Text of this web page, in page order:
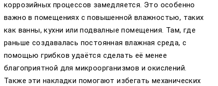
коррозийных процессов замедляется. Это особенно
важно в помещениях с повышенной влажностью, таких
как ванны, кухни или подвалные помещения. Там, где
раньше создавалась постоянная влажная среда, с
помощью грибков удаётся сделать её менее
благоприятной для микроорганизмов и окислений.
Также эти накладки помогают избегать механических